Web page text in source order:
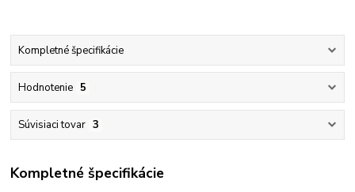
Kompletné špecifikácie
Hodnotenie 5
Súvisiaci tovar 3
Kompletné špecifikácie